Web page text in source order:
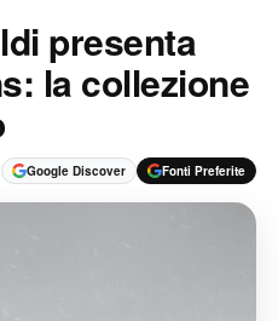
presenta
la collezione
Google Discover Fonti Preferite